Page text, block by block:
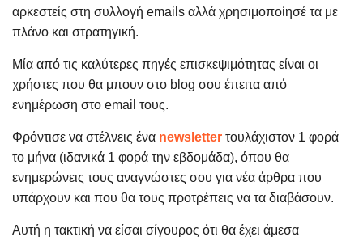
αρκεστείς στη συλλογή emails αλλά χρησιμοποίησέ τα με
πλάνο και στρατηγική.
Μία από τις καλύτερες πηγές επισκεψιμότητας είναι οι
χρήστες που θα μπουν στο blog σου έπειτα από
ενημέρωση στο email τους.
Φρόντισε να στέλνεις ένα newsletter τουλάχιστον 1 φορά
το μήνα (ιδανικά 1 φορά την εβδομάδα), όπου θα
ενημερώνεις τους αναγνώστες σου για νέα άρθρα που
υπάρχουν και που θα τους προτρέπεις να τα διαβάσουν.
Αυτή η τακτική να είσαι σίγουρος ότι θα έχει άμεσα